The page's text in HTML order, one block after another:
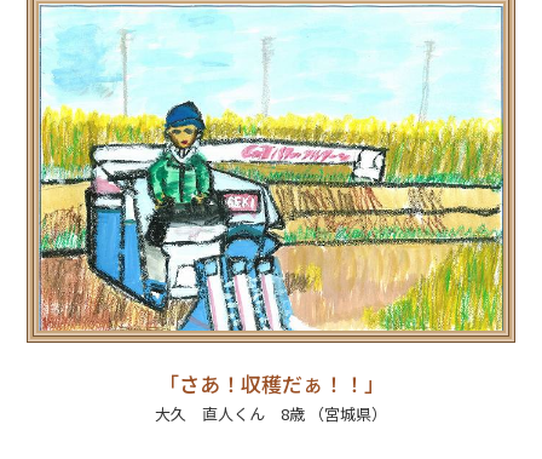
「さあ！収穫だぁ！！」
大久 直人くん 8歳 （宮城県）